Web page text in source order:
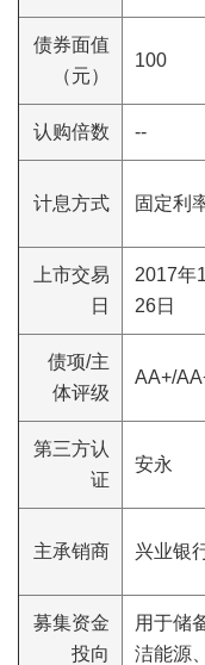
债券面值
（元）
100
认购倍数 --
计息方式 固定利
上市交易
日
2017年
26日
债项/主
体评级
AA+/
第三方认
证
安永
主承销商 兴业银
募集资金
投向
用于储
洁能源